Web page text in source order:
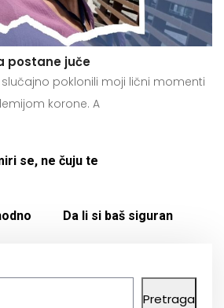
postane juče
poklonili moji lični momenti
korone. A
se, ne čuju te
Da li si baš siguran
Pretraga